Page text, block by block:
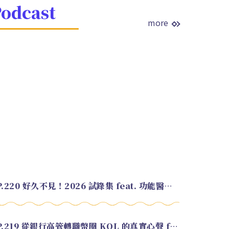
more
EP.220 好久不見！2026 試錄集 feat. 功能醫學營養師 美寶
EP.219 從銀行高管轉職幣圈 KOL 的真實心聲 feat.龜大